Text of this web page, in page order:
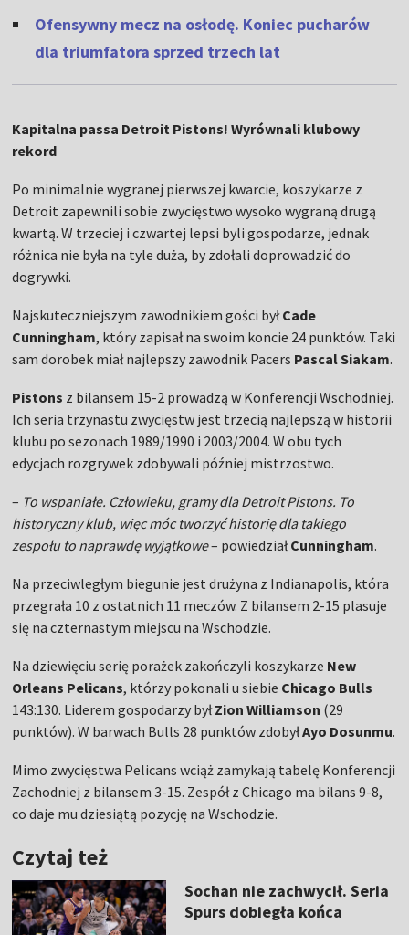
Ofensywny mecz na osłodę. Koniec pucharów
dla triumfatora sprzed trzech lat
Kapitalna passa Detroit Pistons! Wyrównali klubowy
rekord
Po minimalnie wygranej pierwszej kwarcie, koszykarze z
Detroit zapewnili sobie zwycięstwo wysoko wygraną drugą
kwartą. W trzeciej i czwartej lepsi byli gospodarze, jednak
różnica nie była na tyle duża, by zdołali doprowadzić do
dogrywki.
Najskuteczniejszym zawodnikiem gości byłCade
Cunningham, który zapisał na swoim koncie 24 punktów. Taki
sam dorobek miał najlepszy zawodnik Pacers Pascal Siakam.
Pistons z bilansem 15-2 prowadzą w Konferencji Wschodniej.
Ich seria trzynastu zwycięstw jest trzecią najlepszą w historii
klubu po sezonach 1989/1990 i 2003/2004. W obu tych
edycjach rozgrywek zdobywali później mistrzostwo.
– To wspaniałe. Człowieku, gramy dla Detroit Pistons. To
historyczny klub, więc móc tworzyć historię dla takiego
zespołu to naprawdę wyjątkowe– powiedziałCunningham.
Na przeciwległym biegunie jest drużyna z Indianapolis, która
przegrała 10 z ostatnich 11 meczów. Z bilansem 2-15 plasuje
się na czternastym miejscu na Wschodzie.
Na dziewięciu serię porażek zakończyli koszykarze New
Orleans Pelicans, którzy pokonali u siebie Chicago Bulls
143:130. Liderem gospodarzy byłZion Williamson (29
punktów). W barwach Bulls 28 punktów zdobyłAyo Dosunmu.
Mimo zwycięstwa Pelicans wciąż zamykają tabelę Konferencji
Zachodniej z bilansem 3-15. Zespół z Chicago ma bilans 9-8,
co daje mu dziesiątą pozycję na Wschodzie.
Czytaj też
Sochan nie zachwycił. Seria
Spurs dobiegła końca